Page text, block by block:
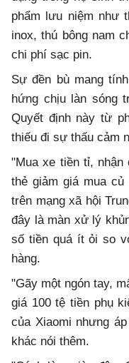
phẩm lưu niệm như
inox, thú bông nam
chi phí sạc pin.
Sự đền bù mang
hứng chịu làn sóng
Quyết định này từ
thiếu đi sự thấu cảm
"Mua xe tiền tỉ, nhận
thẻ giảm giá mua củ
trên mạng xã hội
đây là màn xử lý
số tiền quá ít ỏi so
hàng.
"Gãy một ngón tay,
giá 100 tệ tiền phụ
của Xiaomi nhưng
khác nói thêm.